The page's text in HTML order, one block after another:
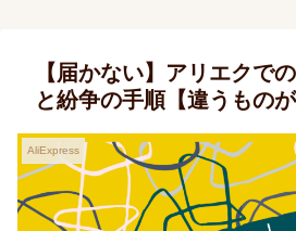
【届かない】アリエクで
と紛争の手順【違うものが
AliExpress